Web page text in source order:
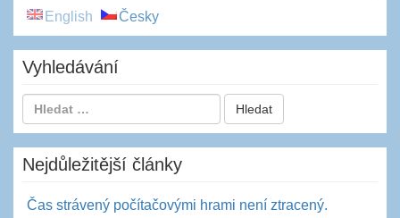
English Česky
Vyhledávání
Nejdůležitější články
Čas strávený počítačovými hrami není ztracený.